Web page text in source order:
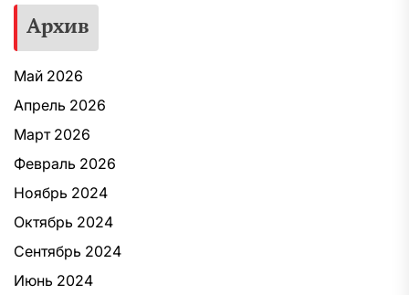
Архив
Май 2026
Апрель 2026
Март 2026
Февраль 2026
Ноябрь 2024
Октябрь 2024
Сентябрь 2024
Июнь 2024